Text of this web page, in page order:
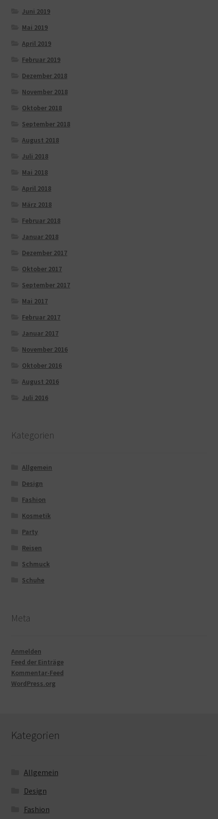
Juni 2019
Mai 2019
April 2019
Februar 2019
Dezember 2018
November 2018
Oktober 2018
September 2018
August 2018
Juli 2018
Mai 2018
April 2018
März 2018
Februar 2018
Januar 2018
Dezember 2017
Oktober 2017
September 2017
Mai 2017
Februar 2017
Januar 2017
November 2016
Oktober 2016
August 2016
Juli 2016
Kategorien
Allgemein
Design
Fashion
Kosmetik
Party
Reisen
Schmuck
Schuhe
Meta
Anmelden
Feed der Einträge
Kommentar-Feed
WordPress.org
Kategorien
Allgemein
Design
Fashion